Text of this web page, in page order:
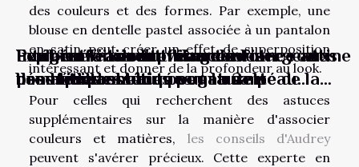
des couleurs et des formes. Par exemple, une
blouse en dentelle pastel associée à un pantalon
en satin peut créer un effet de superposition
intéressant et donner de la profondeur au look.
Pour celles qui recherchent des astuces
supplémentaires sur la manière d'associer
couleurs et matières, les conseils d'Audrey
peuvent s'avérer précieux. Cette experte en
Intégrer le sérum visage à votre routine
beauté les astuces pour une peau
éclatante
Exploration des tendances émergentes
dans les cosmétiques naturels
Les bénéfices d'utiliser des
démaquillants bio pour la santé de la
peau
Peut-on vraiment faire confiance aux
produits de beauté vegan ?
Les bienfaits surprenants des
cosmétiques bio